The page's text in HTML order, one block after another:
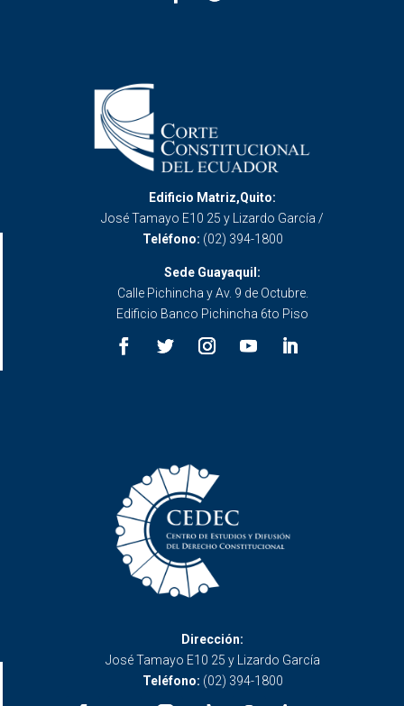
Edificio Matriz,Quito:
José Tamayo E10 25 y Lizardo García /
Teléfono: (02) 394-1800
Sede Guayaquil:
Calle Pichincha y Av. 9 de Octubre.
Edificio Banco Pichincha 6to Piso
Dirección:
José Tamayo E10 25 y Lizardo García
Teléfono: (02) 394-1800